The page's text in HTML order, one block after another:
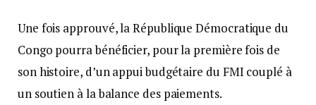
Une fois approuvé, la République Démocratique du
Congo pourra bénéficier, pour la première fois de
son histoire, d’un appui budgétaire du FMI couplé à
un soutien à la balance des paiements.